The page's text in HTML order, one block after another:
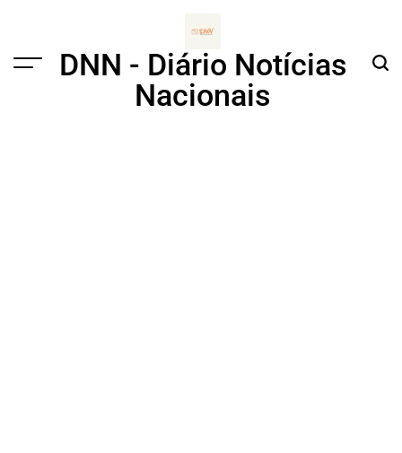
Menu
DNN - Diário Notícias
Nacionais